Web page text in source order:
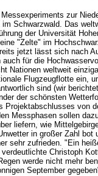
zur
Schwarzwald. Das
der Universität
"Zelte" im
jetzt lässt sich nach
für die
Nationen weltweit
Flugzeugflotte ein,
sind (wir
der schönsten
Projektabschlusses von
Messphasen sollen
liefern, wie
in großer Zahl bot
sehr zufrieden. "Ein
Christoph
werde nicht mehr
September